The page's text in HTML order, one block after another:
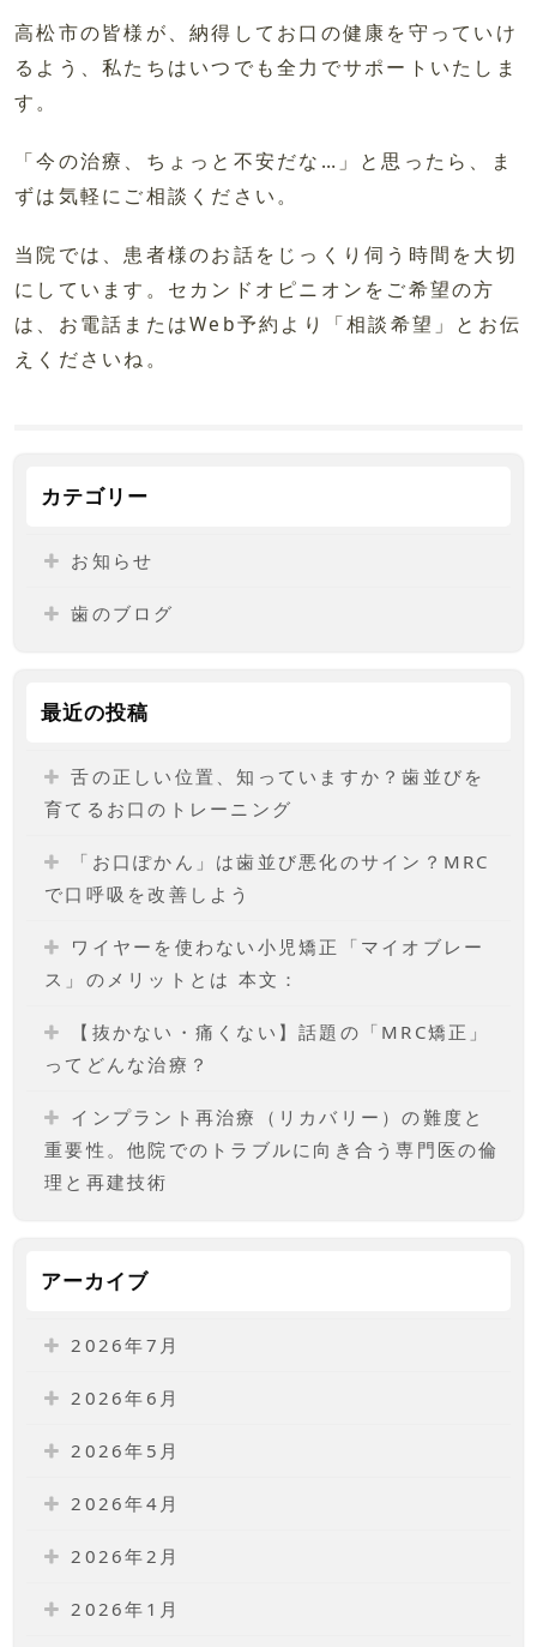
高松市の皆様が、納得してお口の健康を守っていけ
るよう、私たちはいつでも全力でサポートいたしま
す。
「今の治療、ちょっと不安だな…」と思ったら、ま
ずは気軽にご相談ください。
当院では、患者様のお話をじっくり伺う時間を大切
にしています。セカンドオピニオンをご希望の方
は、お電話またはWeb予約より「相談希望」とお伝
えくださいね。
カテゴリー
お知らせ
歯のブログ
最近の投稿
舌の正しい位置、知っていますか？歯並びを
育てるお口のトレーニング
「お口ぽかん」は歯並び悪化のサイン？MRC
で口呼吸を改善しよう
ワイヤーを使わない小児矯正「マイオブレー
ス」のメリットとは 本文：
【抜かない・痛くない】話題の「MRC矯正」
ってどんな治療？
インプラント再治療（リカバリー）の難度と
重要性。他院でのトラブルに向き合う専門医の倫
理と再建技術
アーカイブ
2026年7月
2026年6月
2026年5月
2026年4月
2026年2月
2026年1月